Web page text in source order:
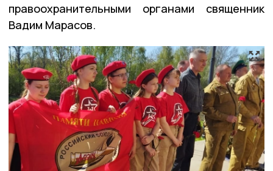
правоохранительными органами священник
Вадим Марасов.